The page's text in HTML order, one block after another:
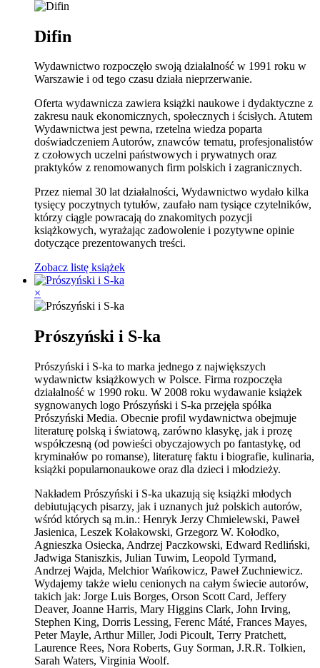
Difin
Wydawnictwo rozpoczęło swoją działalność w 1991 roku w
Warszawie i od tego czasu działa nieprzerwanie.
Oferta wydawnicza zawiera książki naukowe i dydaktyczne z
zakresu nauk ekonomicznych, społecznych i ścisłych. Atutem
Wydawnictwa jest pewna, rzetelna wiedza poparta
doświadczeniem Autorów, znawców tematu, profesjonalistów
z czołowych uczelni państwowych i prywatnych oraz
praktyków z renomowanych firm polskich i zagranicznych.
Przez niemal 30 lat działalności, Wydawnictwo wydało kilka
tysięcy poczytnych tytułów, zaufało nam tysiące czytelników,
którzy ciągle powracają do znakomitych pozycji
książkowych, wyrażając zadowolenie i pozytywne opinie
dotyczące prezentowanych treści.
Zobacz listę książek
×
Prószyński i S-ka
Prószyński i S-ka to marka jednego z największych
wydawnictw książkowych w Polsce. Firma rozpoczęła
działalność w 1990 roku. W 2008 roku wydawanie książek
sygnowanych logo Prószyński i S-ka przejęła spółka
Prószyński Media. Obecnie profil wydawnictwa obejmuje
literaturę polską i światową, zarówno klasykę, jak i prozę
współczesną (od powieści obyczajowych po fantastykę, od
kryminałów po romanse), literaturę faktu i biografie, kulinaria,
książki popularnonaukowe oraz dla dzieci i młodzieży.
Nakładem Prószyński i S-ka ukazują się książki młodych
debiutujących pisarzy, jak i uznanych już polskich autorów,
wśród których są m.in.: Henryk Jerzy Chmielewski, Paweł
Jasienica, Leszek Kołakowski, Grzegorz W. Kołodko,
Agnieszka Osiecka, Andrzej Paczkowski, Edward Redliński,
Jadwiga Staniszkis, Julian Tuwim, Leopold Tyrmand,
Andrzej Wajda, Melchior Wańkowicz, Paweł Zuchniewicz.
Wydajemy także wielu cenionych na całym świecie autorów,
takich jak: Jorge Luis Borges, Orson Scott Card, Jeffery
Deaver, Joanne Harris, Mary Higgins Clark, John Irving,
Stephen King, Dorris Lessing, Ferenc Máté, Frances Mayes,
Peter Mayle, Arthur Miller, Jodi Picoult, Terry Pratchett,
Laurence Rees, Nora Roberts, Guy Sorman, J.R.R. Tolkien,
Sarah Waters, Virginia Woolf.